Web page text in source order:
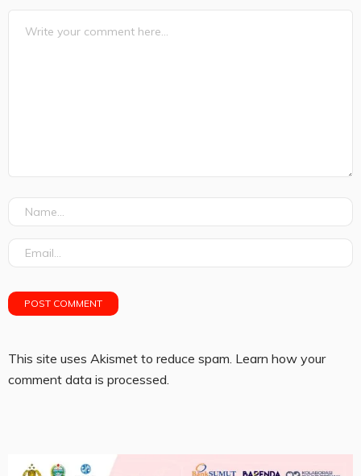
This site uses Akismet to reduce spam. Learn how your
comment data is processed.